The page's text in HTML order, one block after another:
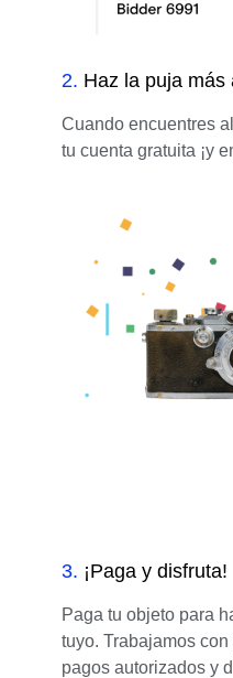
2. Haz la puja más
Cuando encuentres
tu cuenta gratuita ¡y
3. ¡Paga y disfruta!
Paga tu objeto para
tuyo. Trabajamos
pagos autorizados y